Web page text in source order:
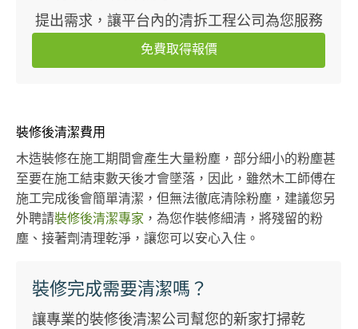
提出需求，讓平台內的清拆工程公司為您服務
免費取得報價
裝修後清潔費用
木造裝修在施工期間會產生大量粉塵，部分細小的粉塵甚
至要在施工結束數天後才會墜落，因此，雖然木工師傅在
施工完成後會簡單清潔，但無法徹底清除粉塵，建議您另
外聘請裝修後清潔專家 ，為您作裝修細清，將殘留的粉
塵、接著劑清理乾淨，讓您可以安心入住。
裝修完成需要清潔嗎？
讓專業的裝修後清潔公司幫您的新家打掃乾